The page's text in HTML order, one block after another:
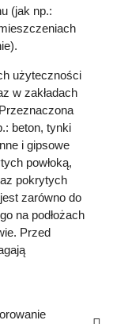
(jak np.:
użyteczności
w zakładach
beton, tynki
i gipsowe
powłoką,
pokrytych
zarówno do
na podłożach
Przed